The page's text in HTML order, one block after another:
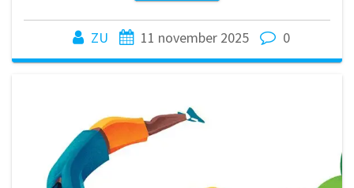
ZU 11 november 2025 0